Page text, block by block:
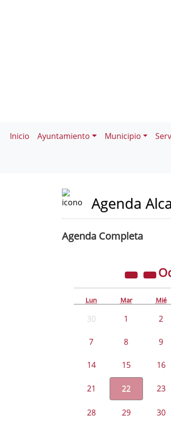
Inicio Ayuntamiento Municipio
Agenda
Agenda Completa
Lun Mar Mié
30 1 2
7 8 9
14 15 16
21 22 23
28 29 30